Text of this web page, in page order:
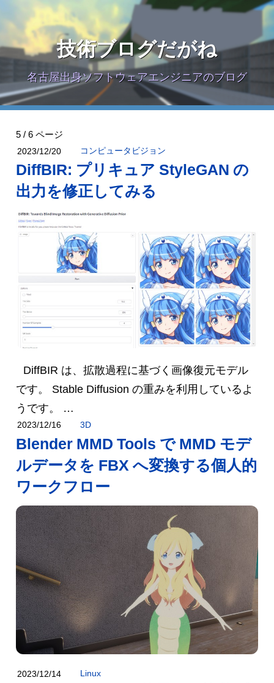
技術ブログだがね
名古屋出身ソフトウェアエンジニアのブログ
5 / 6 ページ
2023/12/20 コンピュータビジョン
DiffBIR: プリキュア StyleGAN の
出力を修正してみる
DiffBIR は、拡散過程に基づく画像復元モデル
です。 Stable Diffusion の重みを利用しているよ
うです。 …
2023/12/16 3D
Blender MMD Tools で MMD モデ
ルデータを FBX へ変換する個人的
ワークフロー
2023/12/14 Linux